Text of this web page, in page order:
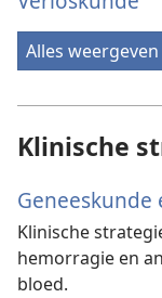
Alles weergeven
Klinische
Klinische
hemorragie en
bloed.